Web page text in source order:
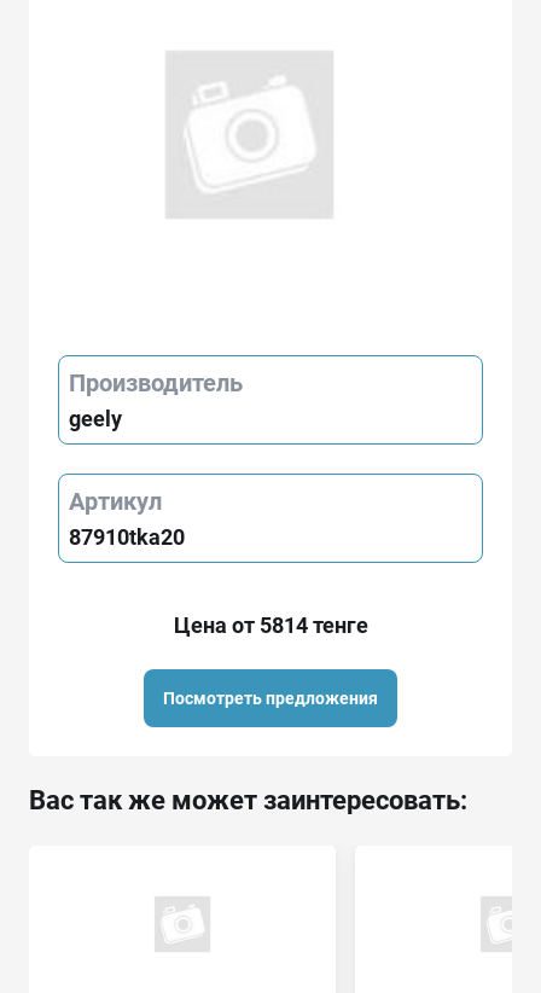
Производитель
geely
Артикул
87910tka20
Цена от 5814 тенге
Посмотреть предложения
Вас так же может заинтересовать: